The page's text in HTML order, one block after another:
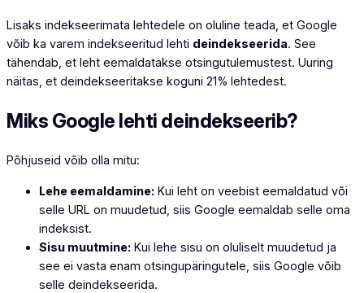
Lisaks indekseerimata lehtedele on oluline teada, et Google
võib ka varem indekseeritud lehti deindekseerida. See
tähendab, et leht eemaldatakse otsingutulemustest. Uuring
näitas, et deindekseeritakse koguni 21% lehtedest.
Miks Google lehti deindekseerib?
Põhjuseid võib olla mitu:
Lehe eemaldamine: Kui leht on veebist eemaldatud või
selle URL on muudetud, siis Google eemaldab selle oma
indeksist.
Sisu muutmine: Kui lehe sisu on oluliselt muudetud ja
see ei vasta enam otsingupäringutele, siis Google võib
selle deindekseerida.